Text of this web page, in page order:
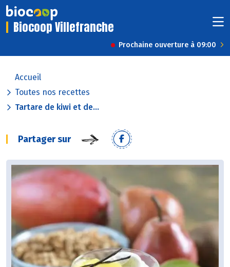
Biocoop Villefranche
Prochaine ouverture à 09:00
Accueil
Toutes nos recettes
Tartare de kiwi et de...
Partager sur